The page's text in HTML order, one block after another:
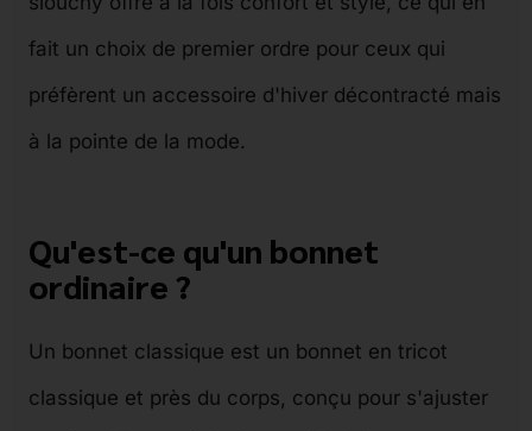
fait un choix de premier ordre pour ceux qui
préfèrent un accessoire d'hiver décontracté mais
à la pointe de la mode.
Qu'est-ce qu'un bonnet
ordinaire ?
Un bonnet classique est un bonnet en tricot
classique et près du corps, conçu pour s'ajuster